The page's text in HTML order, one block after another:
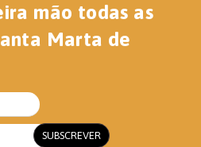
mão todas as
Marta de